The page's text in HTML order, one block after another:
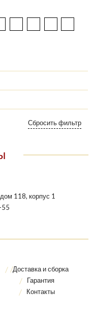
118, корпус 1
55
Доставка и сборка
Гарантия
Контакты